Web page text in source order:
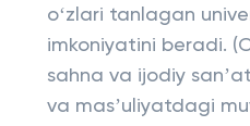
oʻzlari tanlagan
imkoniyatini beradi.
sahna va ijodiy
va masʼuliyatdagi